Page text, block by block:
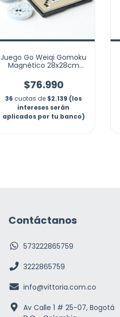
Juego Go Weiqi Gomoku
Magnético 28x28cm
$76.990
36 cuotas de $2.139 (los
intereses serán
aplicados por tu banco)
Contáctanos
573222865759
3222865759
info@vittoria.com.co
Av Calle 1 # 25-07, Bogotá